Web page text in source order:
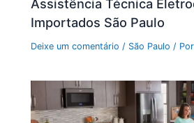
Assistência Técnica
Importados São Paulo
Deixe um comentário / São Paulo /